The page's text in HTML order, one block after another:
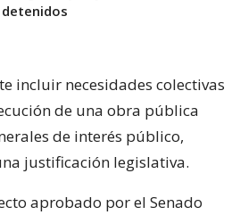
detenidos
incluir necesidades colectivas
de una obra pública
de interés público,
justificación legislativa.
aprobado por el Senado